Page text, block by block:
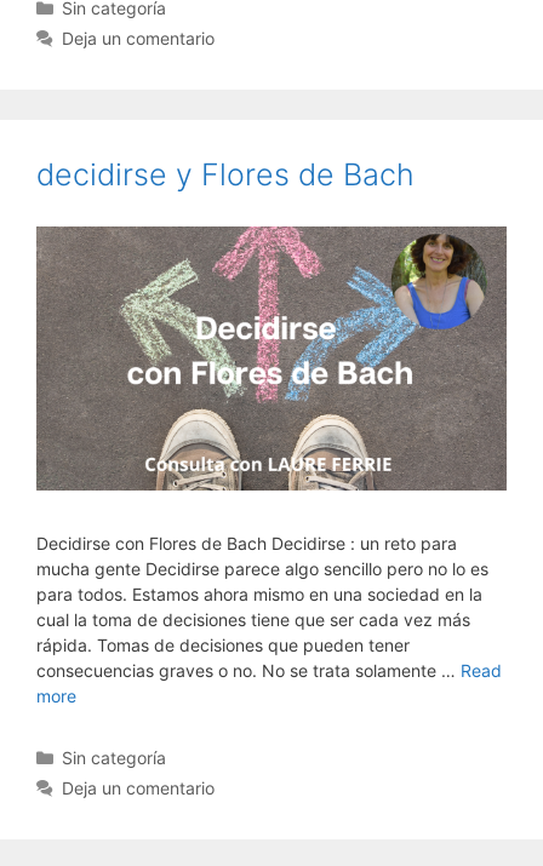
Sin categoría
Deja un comentario
decidirse y Flores de Bach
Decidirse con Flores de Bach Decidirse : un reto para
mucha gente Decidirse parece algo sencillo pero no lo es
para todos. Estamos ahora mismo en una sociedad en la
cual la toma de decisiones tiene que ser cada vez más
rápida. Tomas de decisiones que pueden tener
consecuencias graves o no. No se trata solamente … Read
more
Categorías
Sin categoría
Deja un comentario